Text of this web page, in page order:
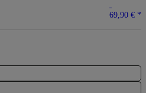
69,90 € *